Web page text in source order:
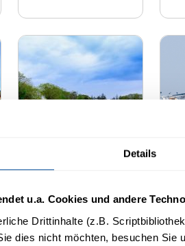
Details
u.a. Cookies und andere
Drittinhalte (z.B.
dies nicht möchten, besuchen Sie
AUSFLUGSZIELE
Wasservogelreservat
Wallnau